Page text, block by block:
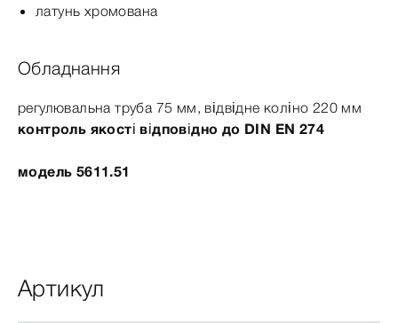
латунь хромована
Обладнання
регулювальна труба 75 мм, відвідне коліно 220 мм
контроль якості відповідно до DIN EN 274
модель 5611.51
Артикул